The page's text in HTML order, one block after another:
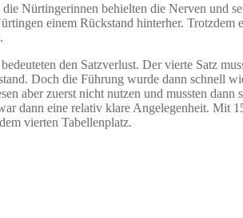
Nürtingerinnen behielten die Nerven und
einem Rückstand hinterher. Trotzdem
den Satzverlust. Der vierte Satz
Doch die Führung wurde dann schnell
aber zuerst nicht nutzen und mussten dann
dann eine relativ klare Angelegenheit. Mit
vierten Tabellenplatz.